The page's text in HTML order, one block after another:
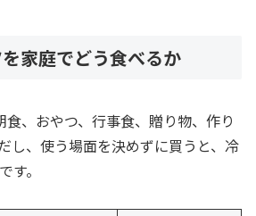
家庭でどう食べるか
、おやつ、行事食、贈り物、作り
し、使う場面を決めずに買うと、冷
す。